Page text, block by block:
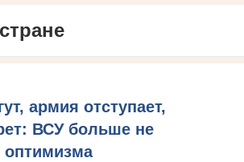
армия отступает,
ВСУ больше не